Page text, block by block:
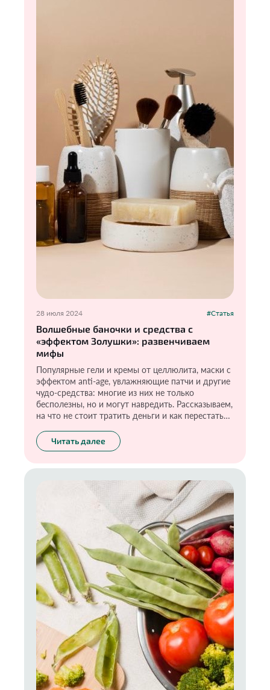
28 июля 2024 #Статья
Волшебные баночки и средства с
«эффектом Золушки»: развенчиваем
мифы
Популярные гели и кремы от целлюлита, маски с
эффектом anti-age, увлажняющие патчи и другие
чудо-средства: многие из них не только
бесполезны, но и могут навредить. Рассказываем,
на что не стоит тратить деньги и как перестать
преображении.
Читать далее